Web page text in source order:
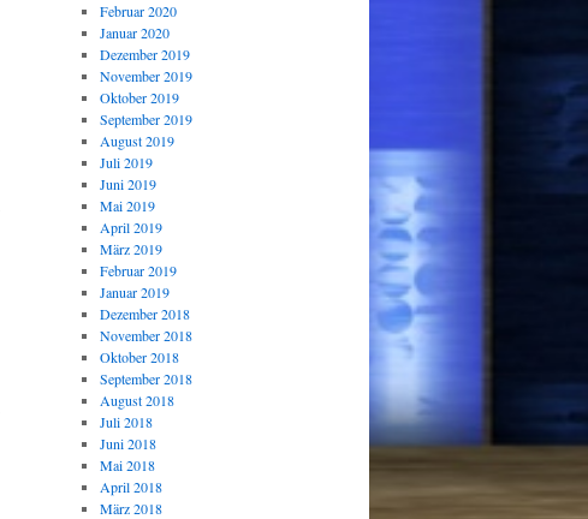
Februar 2020
Januar 2020
Dezember 2019
November 2019
Oktober 2019
September 2019
August 2019
Juli 2019
Juni 2019
Mai 2019
April 2019
März 2019
Februar 2019
Januar 2019
Dezember 2018
November 2018
Oktober 2018
September 2018
August 2018
Juli 2018
Juni 2018
Mai 2018
April 2018
März 2018